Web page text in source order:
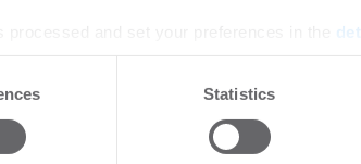
to provide social media features and to
that they’ve collected from your use of their
Statistics